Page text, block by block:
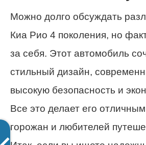
Можно долго обсуждать
Киа Рио 4 поколения, но
за себя. Этот автомобиль
стильный дизайн,
высокую безопасность и
Все это делает его
горожан и любителей